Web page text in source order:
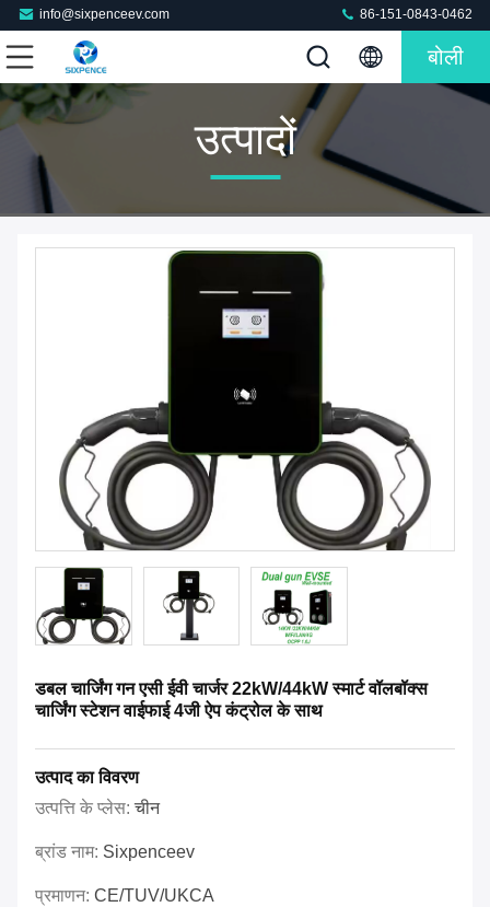
info@sixpenceev.com 86-151-0843-0462
बोली
उत्पादों
डबल चार्जिंग गन एसी ईवी चार्जर 22kW/44kW स्मार्ट वॉलबॉक्स
चार्जिंग स्टेशन वाईफाई 4जी ऐप कंट्रोल के साथ
उत्पाद का विवरण
उत्पत्ति के प्लेस:चीन
ब्रांड नाम: Sixpenceev
प्रमाणन: CE/TUV/UKCA